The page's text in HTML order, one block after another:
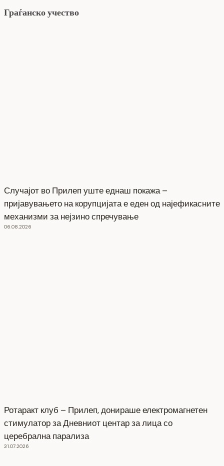
Граѓанско учество
Случајот во Прилеп уште еднаш покажа –
пријавувањето на корупцијата е еден од најефикасните
механизми за нејзино спречување
06.08.2026
Ротаракт клуб – Прилеп, донираше електромагнетен
стимулатор за Дневниот центар за лица со
церебрална парализа
31.07.2026